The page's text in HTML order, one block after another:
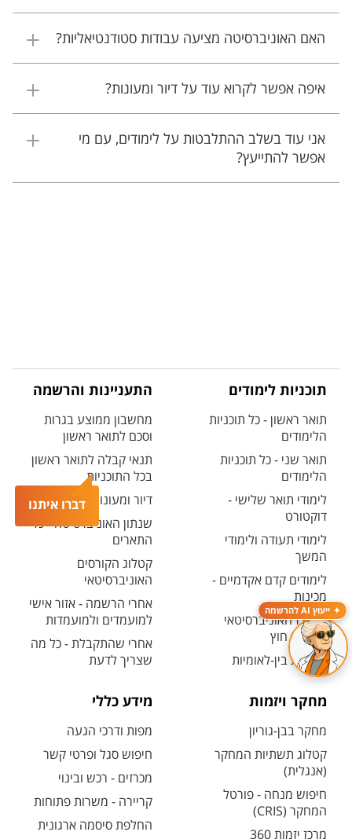
דברו איתנו
ייעוץ AI להרשמה
האם האוניברסיטה מציעה עבודות סטודנטיאליות?
איפה אפשר לקרוא עוד על דיור ומעונות?
אני עוד בשלב ההתלבטות על לימודים, עם מי
אפשר להתייעץ?
תוכניות לימודים
תואר ראשון - כל תוכניות
הלימודים
תואר שני - כל תוכניות
הלימודים
לימודי תואר שלישי -
דוקטורט
לימודי תעודה ולימודי
המשך
לימודים קדם אקדמיים -
מכינות
המרכז האוניברסיטאי
ללימודי חוץ
תוכניות בין-לאומיות
התעניינות והרשמה
מחשבון ממוצע בגרות
וסכם לתואר ראשון
תנאי קבלה לתואר ראשון
בכל התוכניות
דיור ומעונות
שנתון האוניברסיטה - כל
התארים
קטלוג הקורסים
האוניברסיטאי
אחרי הרשמה - אזור אישי
למועמדים ולמועמדות
אחרי שהתקבלת - כל מה
שצריך לדעת
מחקר ויזמות
מחקר בבן-גוריון
קטלוג תשתיות המחקר
(אנגלית)
חיפוש מנחה - פורטל
המחקר (CRIS)
מרכז יזמות 360
מידע כללי
מפות ודרכי הגעה
חיפוש סגל ופרטי קשר
מכרזים - רכש ובינוי
קריירה - משרות פתוחות
החלפת סיסמה ארגונית